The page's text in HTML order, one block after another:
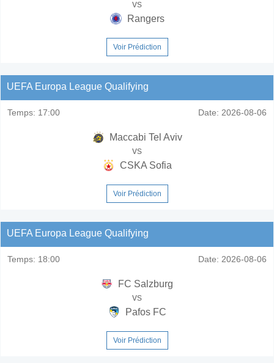
vs
Rangers
Voir Prédiction
UEFA Europa League Qualifying
Temps: 17:00 Date: 2026-08-06
Maccabi Tel Aviv
vs
CSKA Sofia
Voir Prédiction
UEFA Europa League Qualifying
Temps: 18:00 Date: 2026-08-06
FC Salzburg
vs
Pafos FC
Voir Prédiction